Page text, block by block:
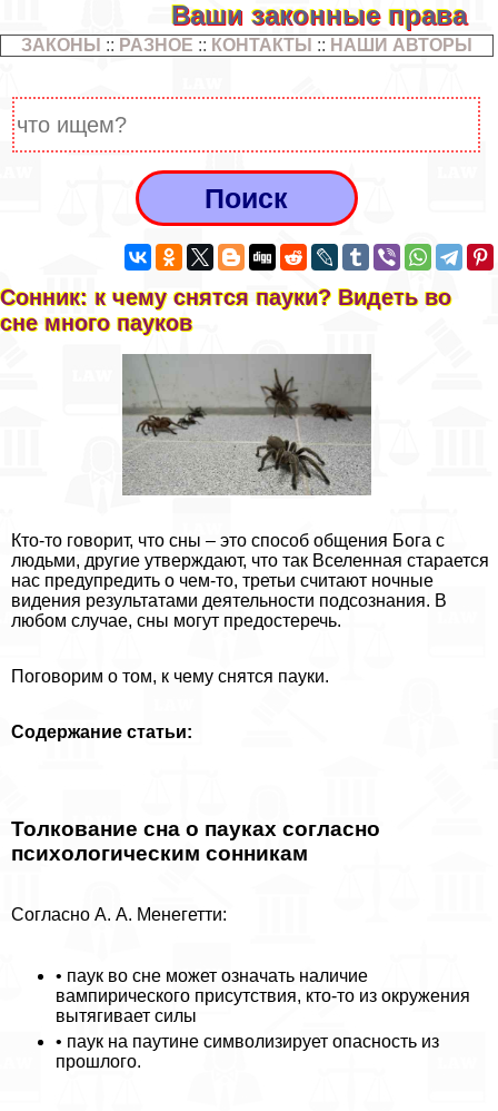
Ваши законные права
ЗАКОНЫ :: РАЗНОЕ :: КОНТАКТЫ :: НАШИ АВТОРЫ
Сонник: к чему снятся пауки? Видеть во
сне много пауков
Кто-то говорит, что сны – это способ общения Бога с
людьми, другие утверждают, что так Вселенная старается
нас предупредить о чем-то, третьи считают ночные
видения результатами деятельности подсознания. В
любом случае, сны могут предостеречь.
Поговорим о том, к чему снятся пауки.
Содержание статьи:
Толкование сна о пауках согласно
психологическим сонникам
Согласно А. А. Менегетти:
• паук во сне может означать наличие
вампирического присутствия, кто-то из окружения
вытягивает силы
• паук на паутине символизирует опасность из
прошлого.